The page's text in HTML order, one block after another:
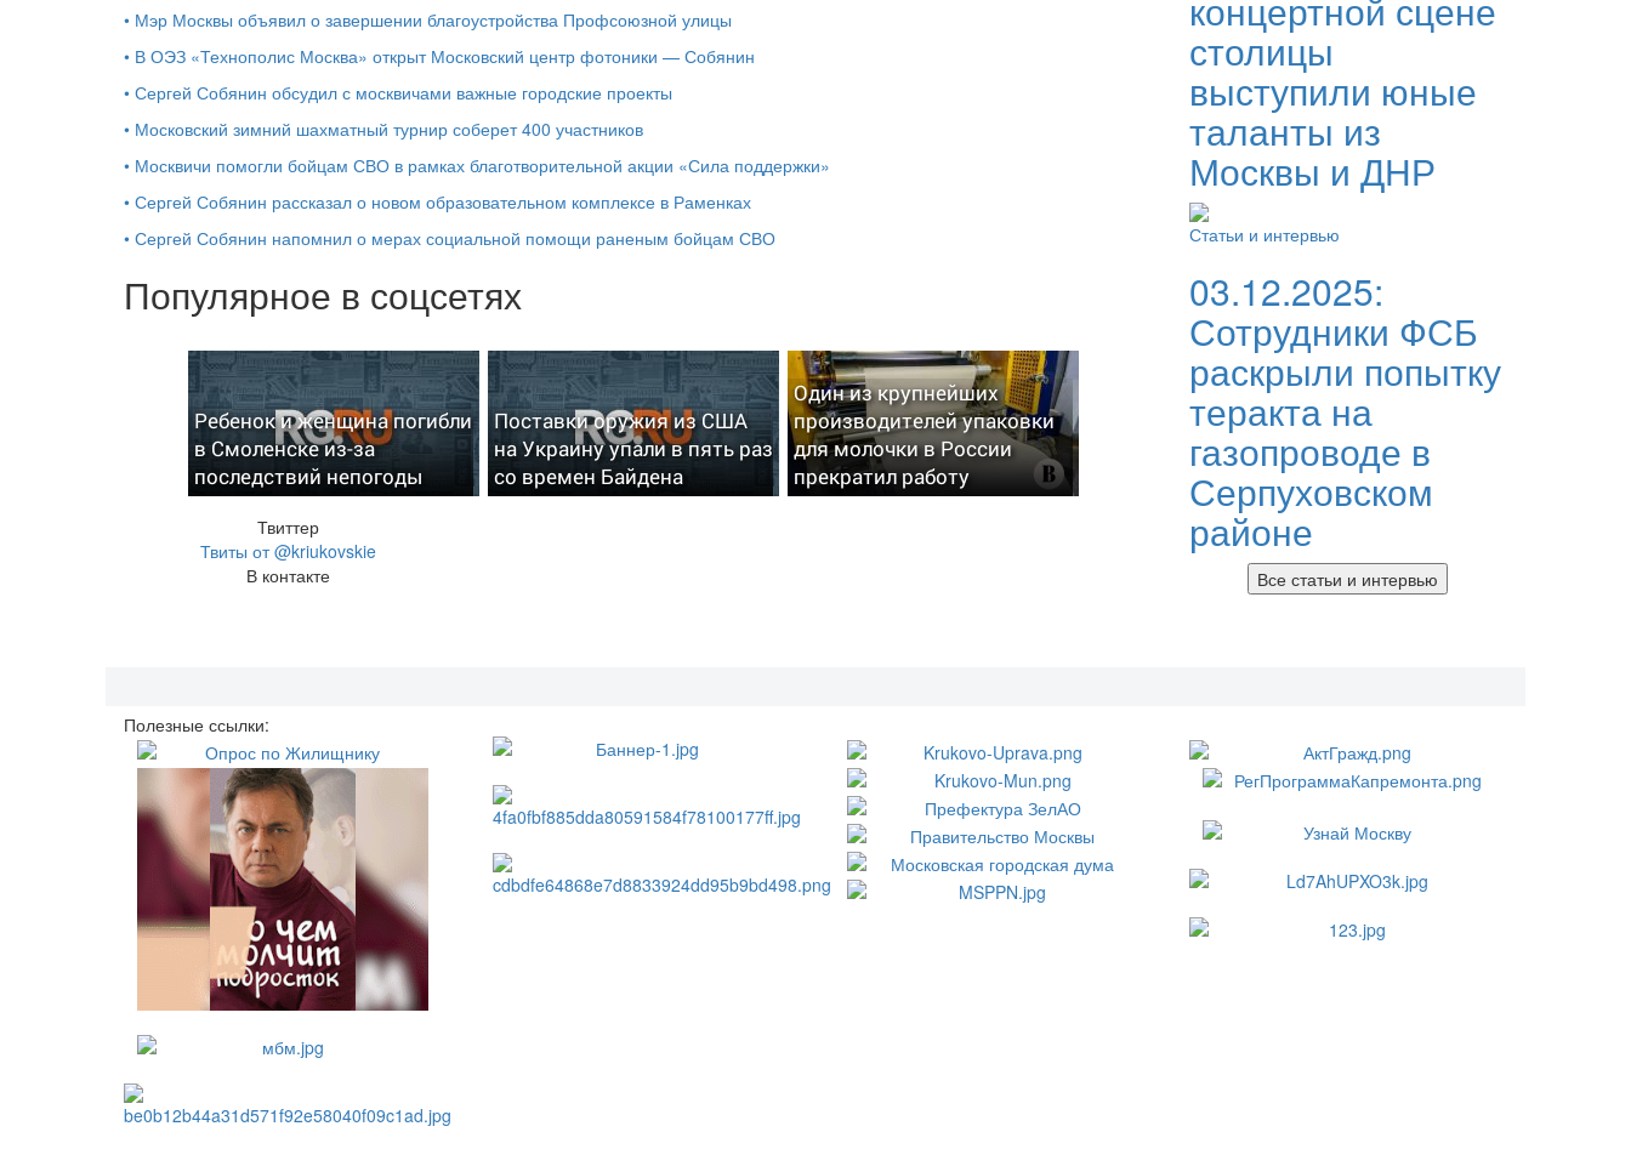
• Мэр Москвы объявил о завершении благоустройства Профсоюзной улицы
• В ОЭЗ «Технополис Москва» открыт Московский центр фотоники — Собянин
• Сергей Собянин обсудил с москвичами важные городские проекты
• Московский зимний шахматный турнир соберет 400 участников
• Москвичи помогли бойцам СВО в рамках благотворительной акции «Сила поддержки»
• Сергей Собянин рассказал о новом образовательном комплексе в Раменках
• Сергей Собянин напомнил о мерах социальной помощи раненым бойцам СВО
Популярное в соцсетях
Ребенок и женщина погибли
в Смоленске из-за
последствий непогоды
Поставки оружия из США
на Украину упали в пять раз
со времен Байдена
Один из крупнейших
производителей упаковки
для молочки в России
прекратил работу
Твиттер
Твиты от @kriukovskie
В контакте
столицы
выступили юные
таланты из
Москвы и ДНР
Статьи и интервью
03.12.2025:
Сотрудники ФСБ
раскрыли попытку
теракта на
газопроводе в
Серпуховском
районе
Все статьи и интервью
Полезные ссылки: